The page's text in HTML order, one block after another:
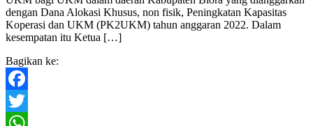
Kerajinan
Kain
dengan Dana Alokasi Khusus, non fisik, Peningkatan Kapasitas
Koperasi dan UKM (PK2UKM) tahun anggaran 2022. Dalam
kesempatan itu Ketua […]
Bagikan ke:
Facebook
Twitter